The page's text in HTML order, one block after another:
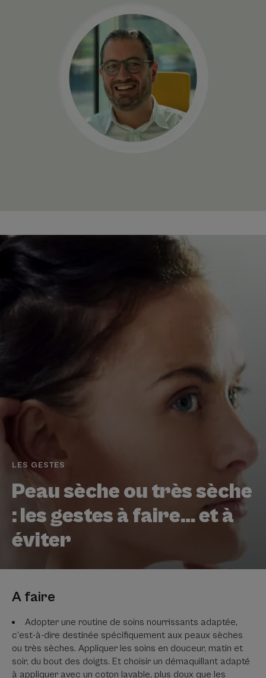
LES GESTES
Peau sèche ou très sèche
: les gestes à faire… et à
éviter
A faire
Adopter une routine de soins nourrissants adaptée,
c’est-à-dire destinée spécifiquement aux peaux sèches
ou très sèches. Appliquer les soins en douceur, matin et
soir, du bout des doigts. Et choisir un démaquillant adapté
à appliquer avec un coton lavable, plus doux que les